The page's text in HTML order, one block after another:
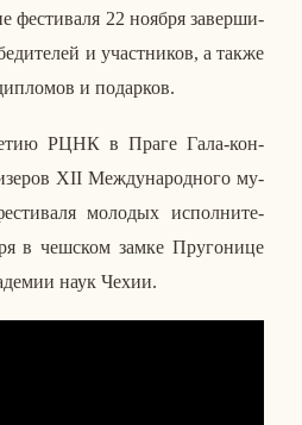
фе­сти­ва­ля 22 ноября за­вер­ши­
и участ­ни­ков, а также
и по­дар­ков.
РЦНК в Праге Гала-кон­
XII Меж­ду­на­род­но­го му­
мо­ло­дых ис­пол­ни­те­
в чеш­ском замке Пру­го­ни­це
наук Чехии.